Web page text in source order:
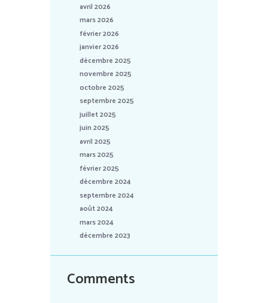
avril 2026
mars 2026
février 2026
janvier 2026
décembre 2025
novembre 2025
octobre 2025
septembre 2025
juillet 2025
juin 2025
avril 2025
mars 2025
février 2025
décembre 2024
septembre 2024
août 2024
mars 2024
décembre 2023
Comments